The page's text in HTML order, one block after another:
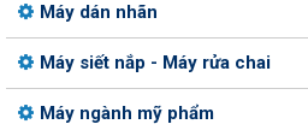
Máy dán nhãn
Máy siết nắp - Máy rửa chai
Máy ngành mỹ phẩm